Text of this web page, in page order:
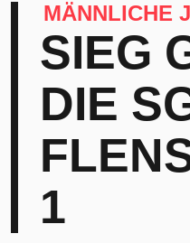
MÄNNLICHE
SIEG
DIE
1